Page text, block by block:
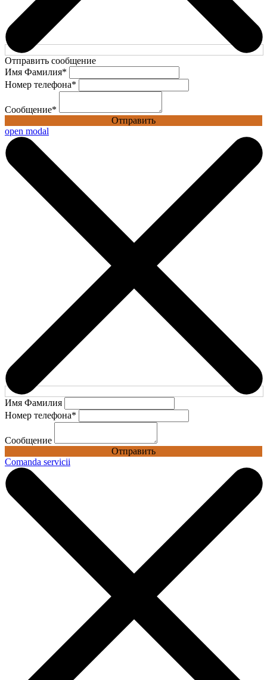
Отправить сообщение
Имя Фамилия*
Номер телефона*
Сообщение*
Отправить
open modal
Имя Фамилия
Номер телефона*
Сообщение
Отправить
Comanda servicii